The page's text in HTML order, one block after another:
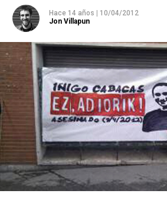
Hace 14 años
10/04/2012
Jon Villapun